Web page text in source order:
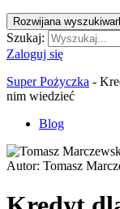
Rozwijana
Szukaj:
Zaloguj się
Super Pożyczka -
nim wiedzieć
Blog
Autor: Tomasz